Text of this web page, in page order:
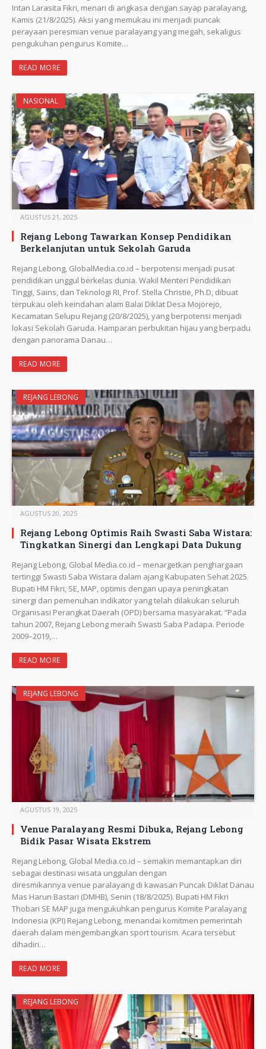
Intan Larasita Fikri, menari di angkasa dengan sayap paralayang,
Kamis (21/8/2025). Aksi yang memukau ini menjadi puncak
perayaan peresmian venue paralayang yang megah, sekaligus
pengukuhan pengurus Komite…
READ MORE
NASIONAL
AGUSTUS 21, 2025
Rejang Lebong Tawarkan Konsep Pendidikan
Berkelanjutan untuk Sekolah Garuda
Rejang Lebong, GlobalMedia.co.id – berpotensi menjadi pusat
pendidikan unggul berkelas dunia. Wakil Menteri Pendidikan
Tinggi, Sains, dan Teknologi RI, Prof. Stella Christie, Ph.D, dibuat
terpukau oleh keindahan alam Balai Diklat Desa Mojorejo,
Kecamatan Selupu Rejang (20/8/2025), yang berpotensi menjadi
lokasi Sekolah Garuda. Hamparan perbukitan hijau yang berpadu
dengan panorama Danau…
READ MORE
REJANG LEBONG
AGUSTUS 20, 2025
Rejang Lebong Optimis Raih Swasti Saba Wistara:
Tingkatkan Sinergi dan Lengkapi Data Dukung
Rejang Lebong, Global Media.co.id – menargetkan penghargaan
tertinggi Swasti Saba Wistara dalam ajang Kabupaten Sehat 2025.
Bupati HM Fikri, SE, MAP, optimis dengan upaya peningkatan
sinergi dan pemenuhan indikator yang telah dilakukan seluruh
Organisasi Perangkat Daerah (OPD) bersama masyarakat. “Pada
tahun 2007, Rejang Lebong meraih Swasti Saba Padapa. Periode
2009–2019,…
READ MORE
REJANG LEBONG
AGUSTUS 19, 2025
Venue Paralayang Resmi Dibuka, Rejang Lebong
Bidik Pasar Wisata Ekstrem
Rejang Lebong, Global Media.co.id – semakin memantapkan diri
sebagai destinasi wisata unggulan dengan
diresmikannya venue paralayang di kawasan Puncak Diklat Danau
Mas Harun Bastari (DMHB), Senin (18/8/2025). Bupati HM Fikri
Thobari SE MAP juga mengukuhkan pengurus Komite Paralayang
Indonesia (KPI) Rejang Lebong, menandai komitmen pemerintah
daerah dalam mengembangkan sport tourism. Acara tersebut
dihadiri…
READ MORE
REJANG LEBONG